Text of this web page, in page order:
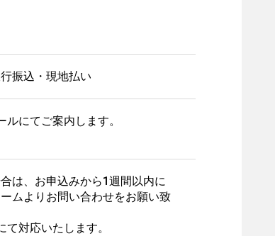
振込・現地払い
にてご案内します。
は、お申込みから1週間以内に
ムよりお問い合わせをお願い致
対応いたします。